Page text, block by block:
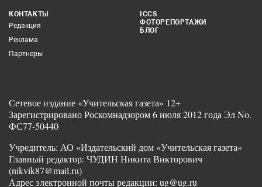
КОНТАКТЫ
Редакция
Реклама
Партнеры
ICCS
ФОТОРЕПОРТАЖИ
БЛОГ
Сетевое издание «Учительская газета» 12+
Зарегистрировано Роскомнадзором 6 июля 2012 года Эл No.
ФС77-50440
Учредитель: АО «Издательский дом «Учительская газета»
Главный редактор: ЧУДИН Никита Викторович
(nikvik87@mail.ru)
Адрес электронной почты редакции: ug@ug.ru